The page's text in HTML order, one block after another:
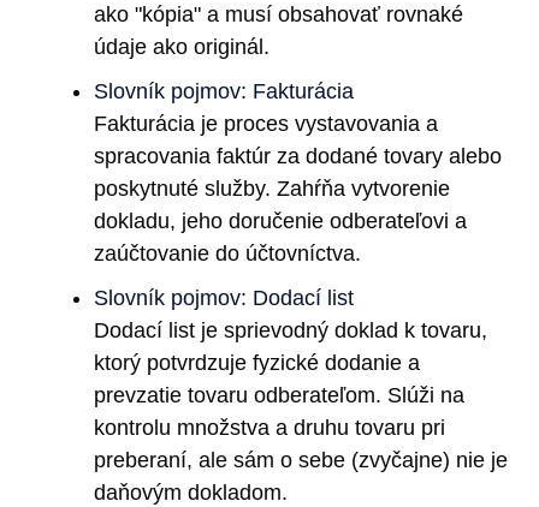
ako "kópia" a musí obsahovať rovnaké
údaje ako originál.
Slovník pojmov: Fakturácia
Fakturácia je proces vystavovania a
spracovania faktúr za dodané tovary alebo
poskytnuté služby. Zahŕňa vytvorenie
dokladu, jeho doručenie odberateľovi a
zaúčtovanie do účtovníctva.
Slovník pojmov: Dodací list
Dodací list je sprievodný doklad k tovaru,
ktorý potvrdzuje fyzické dodanie a
prevzatie tovaru odberateľom. Slúži na
kontrolu množstva a druhu tovaru pri
preberaní, ale sám o sebe (zvyčajne) nie je
daňovým dokladom.